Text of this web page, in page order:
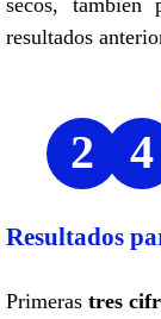
resultados
2 4
Resultados
Primeras tres